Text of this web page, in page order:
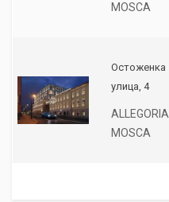
MOSCA
Остоженка
улица, 4
ALLEGORIA
MOSCA